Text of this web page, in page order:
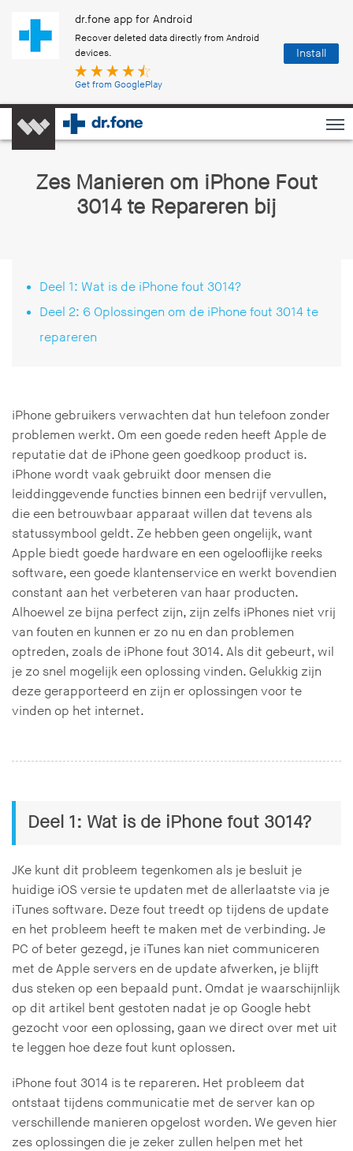
dr.fone app for Android
Recover deleted data directly from Android
devices.
Get from GooglePlay
Install
Zes Manieren om iPhone Fout
3014 te Repareren bij
Deel 1: Wat is de iPhone fout 3014?
Deel 2: 6 Oplossingen om de iPhone fout 3014 te
repareren
iPhone gebruikers verwachten dat hun telefoon zonder
problemen werkt. Om een goede reden heeft Apple de
reputatie dat de iPhone geen goedkoop product is.
iPhone wordt vaak gebruikt door mensen die
leiddinggevende functies binnen een bedrijf vervullen,
die een betrouwbaar apparaat willen dat tevens als
statussymbool geldt. Ze hebben geen ongelijk, want
Apple biedt goede hardware en een ogelooflijke reeks
software, een goede klantenservice en werkt bovendien
constant aan het verbeteren van haar producten.
Alhoewel ze bijna perfect zijn, zijn zelfs iPhones niet vrij
van fouten en kunnen er zo nu en dan problemen
optreden, zoals de iPhone fout 3014. Als dit gebeurt, wil
je zo snel mogelijk een oplossing vinden. Gelukkig zijn
deze gerapporteerd en zijn er oplossingen voor te
vinden op het internet.
Deel 1: Wat is de iPhone fout 3014?
JKe kunt dit probleem tegenkomen als je besluit je
huidige iOS versie te updaten met de allerlaatste via je
iTunes software. Deze fout treedt op tijdens de update
en het probleem heeft te maken met de verbinding. Je
PC of beter gezegd, je iTunes kan niet communiceren
met de Apple servers en de update afwerken, je blijft
dus steken op een bepaald punt. Omdat je waarschijnlijk
op dit artikel bent gestoten nadat je op Google hebt
gezocht voor een oplossing, gaan we direct over met uit
te leggen hoe deze fout kunt oplossen.
iPhone fout 3014 is te repareren. Het probleem dat
ontstaat tijdens communicatie met de server kan op
verschillende manieren opgelost worden. We geven hier
zes oplossingen die je zeker zullen helpen met het